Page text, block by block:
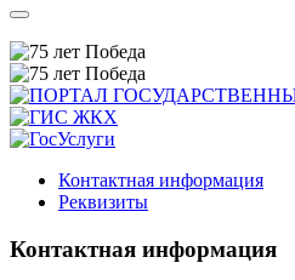
Контактная информация
Реквизиты
Контактная информация